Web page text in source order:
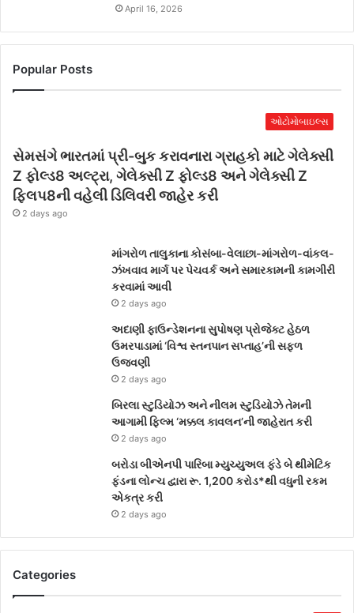
April 16, 2026
Popular Posts
ઓટોમોબાઇલ્સ
સેમસંગે ભારતમાં પ્રી-બુક કરાવનારા ગ્રાહકો માટે ગેલેક્સી
Z ફોલ્ડ8 અલ્ટ્રા, ગેલેક્સી Z ફોલ્ડ8 અને ગેલેક્સી Z
ફ્લિપ8ની વહેલી ડિલિવરી જાહેર કરી
2 days ago
માંગરોળ તાલુકાના કોસંબા-વેલાછા-માંગરોળ-વાંકલ-
ઝંખવાવ માર્ગ પર પેચવર્ક અને સમારકામની કામગીરી
કરવામાં આવી
2 days ago
અદાણી ફાઉન્ડેશનના સુપોષણ પ્રોજેક્ટ હેઠળ
ઉમરપાડામાં ‘વિશ્વ સ્તનપાન સપ્તાહ’ની સફળ
ઉજવણી
2 days ago
બિરલા સ્ટુડિયોઝ અને નીલમ સ્ટુડિયોઝે તેમની
આગામી ફિલ્મ ‘મક્કલ કાવલન’ની જાહેરાત કરી
2 days ago
બરોડા બીએનપી પારિબા મ્યુચ્યુઅલ ફંડે બે થીમેટિક
ફંડના લોન્ચ દ્વારા રૂ. 1,200 કરોડ*થી વધુની રકમ
એકત્ર કરી
2 days ago
Categories